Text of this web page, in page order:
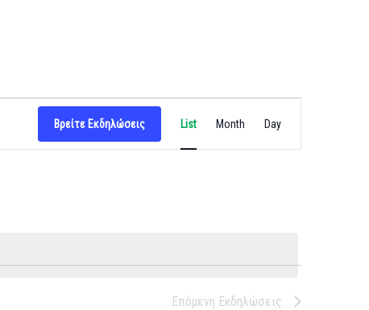
Βρείτε Εκδηλώσεις
Views
List Month Day
Επόμενη Εκδηλώσεις